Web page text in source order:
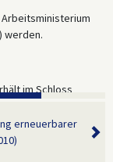
werden.
im Schloss
Ursula
als
erneuerbarer